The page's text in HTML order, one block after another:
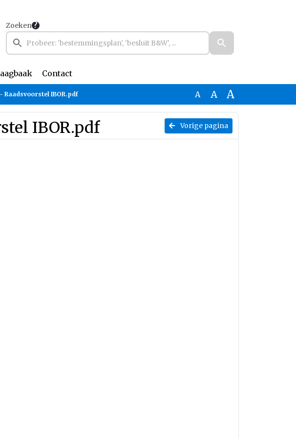
Zoeken
Contact
Raadsvoorstel IBOR.pdf A A A
Vorige pagina
IBOR.pdf